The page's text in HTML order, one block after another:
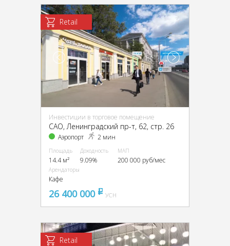
Retail
Инвестиции в торговое помещение
CАО, Ленинградский пр-т, 62, стр. 26
Аэропорт 2 мин
Площадь
14.4 м²
Доходность
9.09%
МАП
200 000 руб/мес
Арендаторы
Кафе
26 400 000 pуб
УСН
Retail